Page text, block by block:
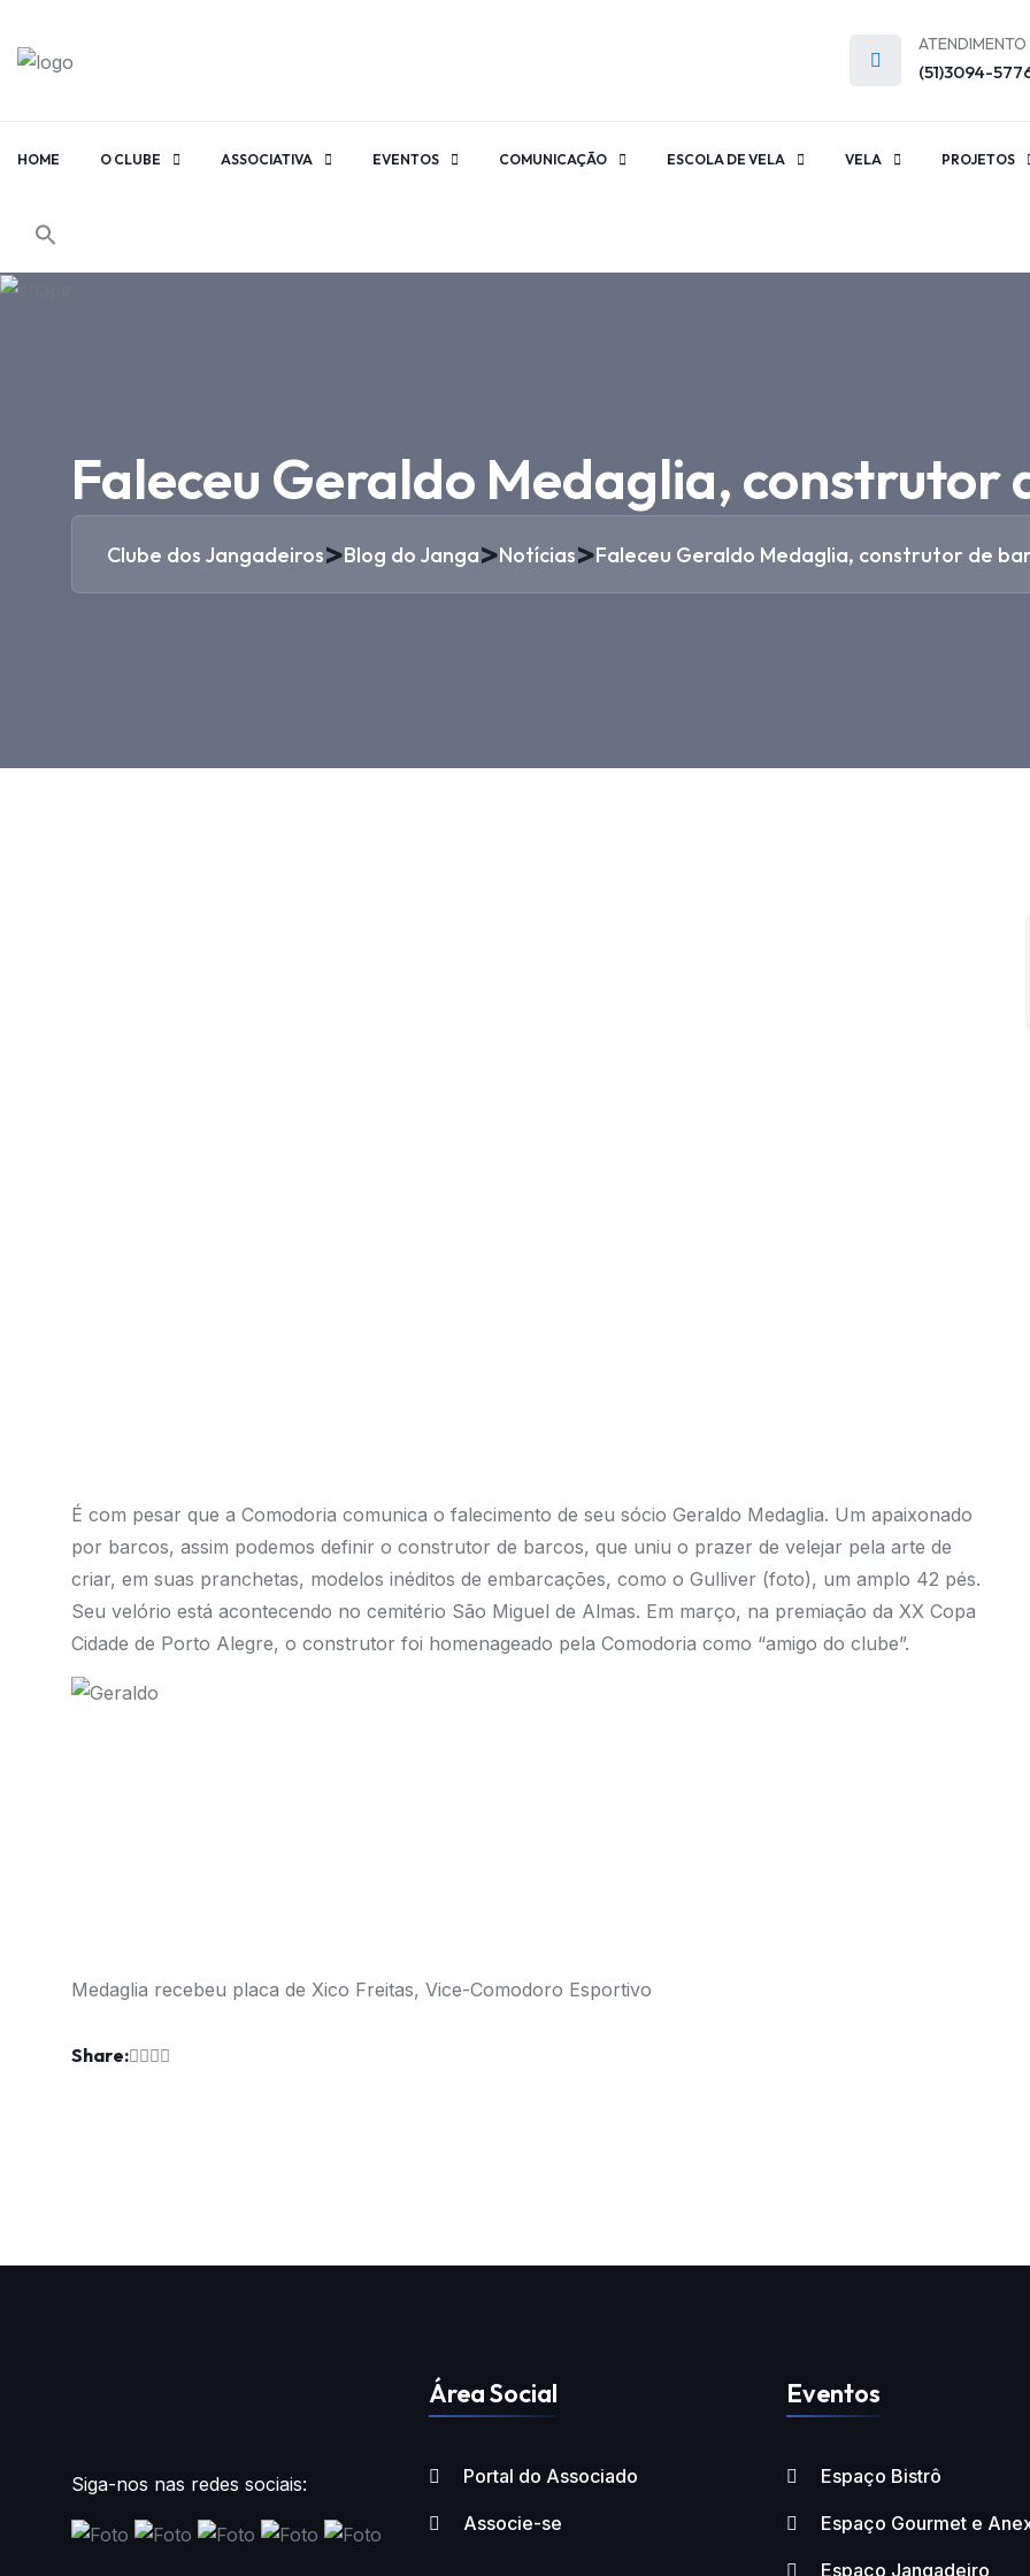
ATENDIMENTO
(51)3094-
HOME O CLUBE ASSOCIATIVA EVENTOS COMUNICAÇÃO ESCOLA DE VELA VELA PROJETOS
Faleceu Geraldo Medaglia, construtor
Clube dos Jangadeiros>Blog do Janga>Notícias>Faleceu Geraldo Medaglia, construtor de
É com pesar que a Comodoria comunica o falecimento de seu sócio Geraldo Medaglia. Um apaixonado
por barcos, assim podemos definir o construtor de barcos, que uniu o prazer de velejar pela arte de
criar, em suas pranchetas, modelos inéditos de embarcações, como o Gulliver (foto), um amplo 42 pés.
Seu velório está acontecendo no cemitério São Miguel de Almas. Em março, na premiação da XX Copa
Cidade de Porto Alegre, o construtor foi homenageado pela Comodoria como “amigo do clube”.
Medaglia recebeu placa de Xico Freitas, Vice-Comodoro Esportivo
Share:
Siga-nos nas redes sociais:
Área Social
Portal do Associado
Associe-se
Eventos
Espaço Bistrô
Espaço Gourmet e
Espaço Jangadeiro